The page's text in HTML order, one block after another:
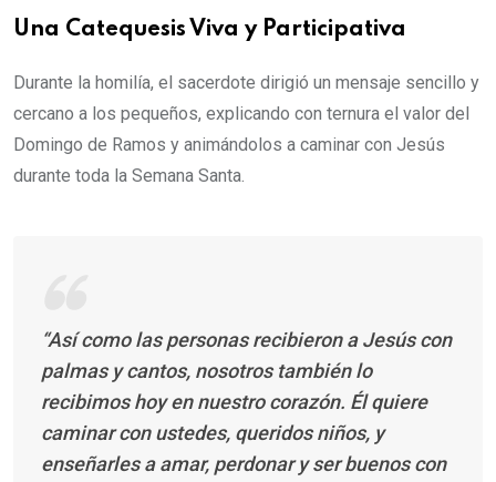
Una Catequesis Viva y Participativa
Durante la homilía, el sacerdote dirigió un mensaje sencillo y
cercano a los pequeños, explicando con ternura el valor del
Domingo de Ramos y animándolos a caminar con Jesús
durante toda la Semana Santa.
“Así como las personas recibieron a Jesús con
palmas y cantos, nosotros también lo
recibimos hoy en nuestro corazón. Él quiere
caminar con ustedes, queridos niños, y
enseñarles a amar, perdonar y ser buenos con